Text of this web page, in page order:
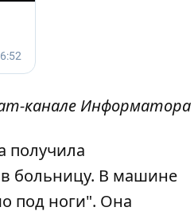
канале Информатора
получила
больницу. В машине
под ноги". Она